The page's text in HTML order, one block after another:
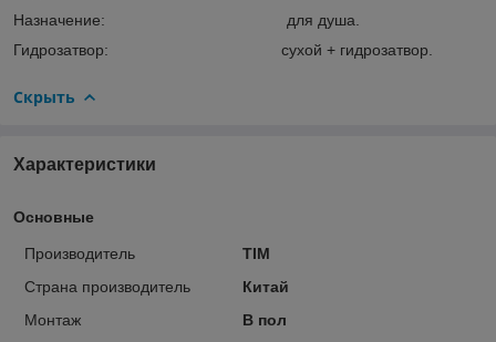
Назначение: для душа.
Гидрозатвор: сухой + гидрозатвор.
Скрыть
Характеристики
Основные
Производитель
TIM
Страна производитель
Китай
Монтаж
В пол